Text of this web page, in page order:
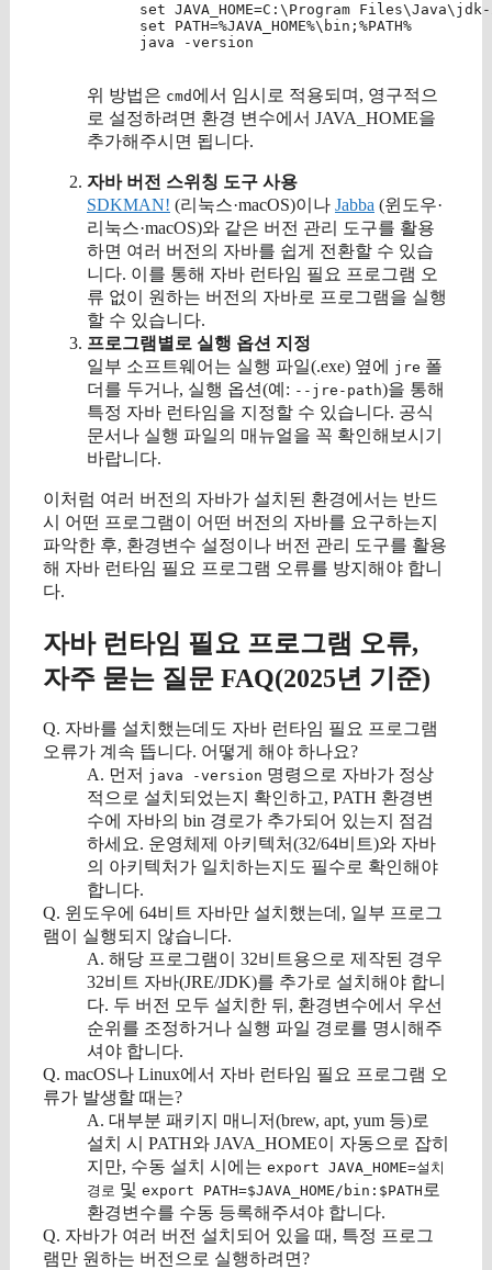
set JAVA_HOME=C:\Program
      set PATH=%JAVA_HOME%\bin;%PATH%
      java -version
위 방법은 cmd 에서 임시로 적용되며, 영구적으
로 설정하려면 환경 변수에서 JAVA_HOME을
추가해주시면 됩니다.
자바 버전 스위칭 도구 사용
SDKMAN! (리눅스·macOS)이나 Jabba (윈도우·
리눅스·macOS)와 같은 버전 관리 도구를 활용
하면 여러 버전의 자바를 쉽게 전환할 수 있습
니다. 이를 통해 자바 런타임 필요 프로그램 오
류 없이 원하는 버전의 자바로 프로그램을 실행
할 수 있습니다.
프로그램별로 실행 옵션 지정
일부 소프트웨어는 실행 파일(.exe) 옆에
jre 폴
더를 두거나, 실행 옵션(예: --jre-path)을 통해
특정 자바 런타임을 지정할 수 있습니다. 공식
문서나 실행 파일의 매뉴얼을 꼭 확인해보시기
바랍니다.
이처럼 여러 버전의 자바가 설치된 환경에서는 반드
시 어떤 프로그램이 어떤 버전의 자바를 요구하는지
파악한 후, 환경변수 설정이나 버전 관리 도구를 활용
해 자바 런타임 필요 프로그램 오류를 방지해야 합니
다.
자바 런타임 필요 프로그램 오류,
자주 묻는 질문 FAQ(2025년 기준)
Q. 자바를 설치했는데도 자바 런타임 필요 프로그램
오류가 계속 뜹니다. 어떻게 해야 하나요?
A. 먼저 java -version 명령으로 자바가 정상
적으로 설치되었는지 확인하고, PATH 환경변
수에 자바의 bin 경로가 추가되어 있는지 점검
하세요. 운영체제 아키텍처(32/64비트)와 자바
의 아키텍처가 일치하는지도 필수로 확인해야
합니다.
Q. 윈도우에 64비트 자바만 설치했는데, 일부 프로그
램이 실행되지 않습니다.
A. 해당 프로그램이 32비트용으로 제작된 경우
32비트 자바(JRE/JDK)를 추가로 설치해야 합니
다. 두 버전 모두 설치한 뒤, 환경변수에서 우선
순위를 조정하거나 실행 파일 경로를 명시해주
셔야 합니다.
Q. macOS나 Linux에서 자바 런타임 필요 프로그램 오
류가 발생할 때는?
A. 대부분 패키지 매니저(brew, apt, yum 등)로
설치 시 PATH와 JAVA_HOME이 자동으로 잡히
지만, 수동 설치 시에는 export JAVA_HOME=설치
경로 및 export PATH=$JAVA_HOME/bin:$PATH 로
환경변수를 수동 등록해주셔야 합니다.
Q. 자바가 여러 버전 설치되어 있을 때, 특정 프로그
램만 원하는 버전으로 실행하려면?